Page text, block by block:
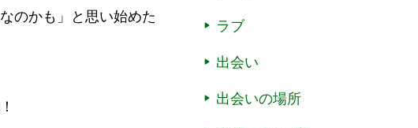
のかも」と思い始めた
ラブ
出会い
出会いの場所